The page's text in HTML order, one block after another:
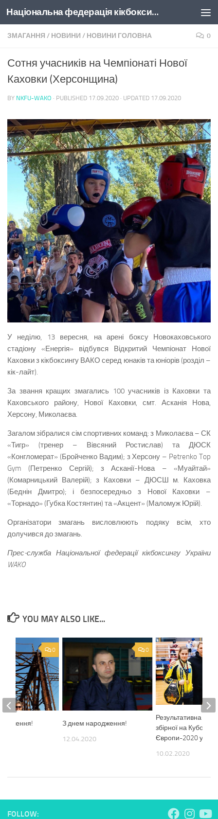
Skip to content Національна федерація кікбоксингу України
ЗМАГАННЯ / НОВИНИ / НОВИНИ ГОЛОВНА 0
Сотня учасників на Чемпіонаті Нової
Каховки (Херсонщина)
BY NKFU-WAKO · PUBLISHED 17.09.2020 · UPDATED 17.09.2020
У неділю, 13 вересня, на арені боксу Новокаховського
стадіону «Енергія» відбувся Відкритий Чемпіонат Нової
Каховки з кікбоксингу ВАКО серед юнаків та юніорів (розділ –
кік-лайт).
За звання кращих змагались 100 учасників із Каховки та
Каховського району, Нової Каховки, смт. Асканія Нова,
Херсону, Миколаєва.
Загалом зібралися сім спортивних команд: з Миколаєва – СК
«Тигр» (тренер – Вівсяний Ростислав) та ДЮСК
«Конгломерат» (Бройченко Вадим); з Херсону – Petrenko Top
Gym (Петренко Сергій); з Асканії-Нова – «Муайтай»
(Комарницький Валерій); з Каховки – ДЮСШ м. Каховка
(Беднін Дмитро); і безпосередньо з Нової Каховки –
«Торнадо» (Губка Костянтин) та «Акцент» (Маломуж Юрій).
Організатори змагань висловлюють подяку всім, хто
долучився до змагань.
Прес-служба Національної федерації кікбоксингу України
WAKO
YOU MAY ALSO LIKE...
0
З днем народження!
12.04.2020
Результативна
збірної на Кубок
Європи-2020 у
10.02.2020
0
FOLLOW: